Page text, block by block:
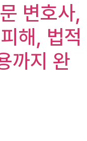
변호사,
해, 법적
까지 완